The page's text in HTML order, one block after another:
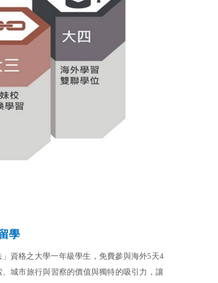
學
資格之 大學一年級學生 ，免費參與海外5天4
城市旅行與習察的價值與獨特的吸引力，讓